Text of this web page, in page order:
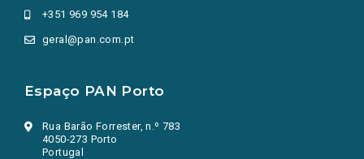
+351 969 954 184
geral@pan.com.pt
Espaço PAN Porto
Rua Barão Forrester, n.º 783
4050-273 Porto
Portugal